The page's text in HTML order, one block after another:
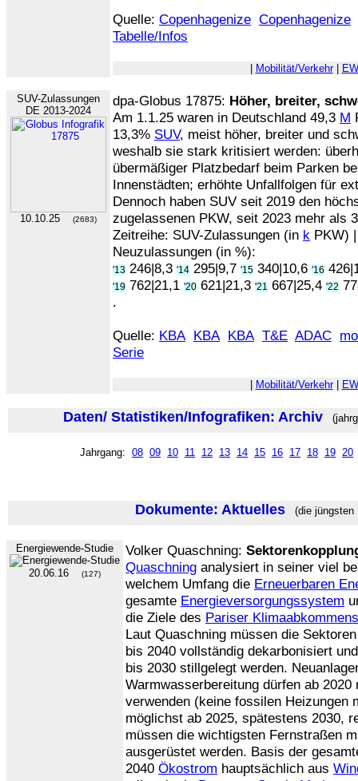
Quelle: Copenhagenize Copenhagenize
Tabelle/Infos
Mobilität/Verkehr|
SUV-Zulassungen
DE 2013-2024
10.10.25 (2683)
dpa-Globus 17875: Höher, breiter,
Am 1.1.25 waren in Deutschland 49,3 M
13,3% SUV, meist höher, breiter und
weshalb sie stark kritisiert werden:
übermäßiger Platzbedarf beim Parken
Innenstädten; erhöhte Unfallfolgen für
Dennoch haben SUV seit 2019 den
zugelassenen PKW, seit 2023 mehr als
Zeitreihe: SUV-Zulassungen (in k PKW)
Neuzulassungen (in %):
'13 246|8,3 '14 295|9,7 '15 340|10,6 '16
'19 762|21,1 '20 621|21,3 '21 667|25,4 '22
.
Quelle: KBA KBA KBA T&E ADAC
Serie
Mobilität/Verkehr|
Daten/ Statistiken/Infografiken: Archiv
Jahrgang: 08 09 10 11 12 13 14 15 16 17 18 19 20
Dokumente: Aktuelles (die jüngsten
Energiewende-Studie
20.06.16 (127)
Volker Quaschning:
Quaschning analysiert in seiner viel
welchem Umfang die Erneuerbaren
gesamte Energieversorgungssystem
die Ziele des Pariser Klimaabkommens
Laut Quaschning müssen die
bis 2040 vollständig dekarbonisiert
bis 2030 stillgelegt werden.
Warmwasserbereitung dürfen ab
verwenden (keine fossilen Heizungen
möglichst ab 2025, spätestens 2030,
müssen die wichtigsten Fernstraßen
ausgerüstet werden. Basis der
2040 Ökostrom hauptsächlich aus